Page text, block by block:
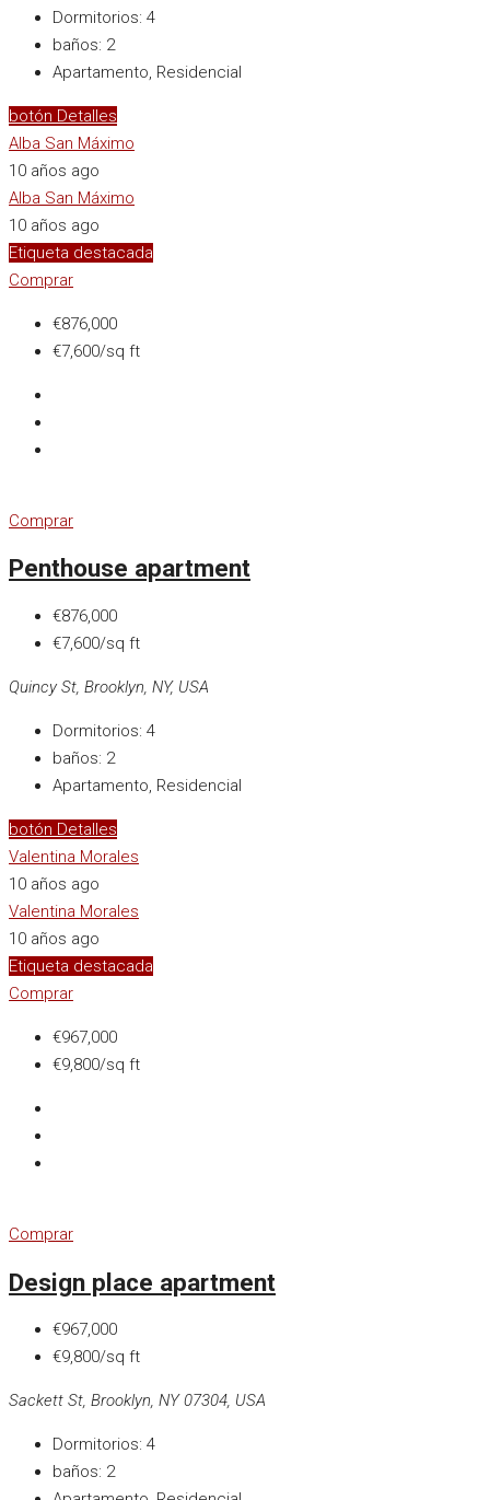
Dormitorios: 4
baños: 2
Apartamento, Residencial
botón Detalles
Alba San Máximo
10 años ago
Alba San Máximo
10 años ago
Etiqueta destacada
Comprar
€876,000
€7,600/sq ft
Comprar
Penthouse apartment
€876,000
€7,600/sq ft
Quincy St, Brooklyn, NY, USA
Dormitorios: 4
baños: 2
Apartamento, Residencial
botón Detalles
Valentina Morales
10 años ago
Valentina Morales
10 años ago
Etiqueta destacada
Comprar
€967,000
€9,800/sq ft
Comprar
Design place apartment
€967,000
€9,800/sq ft
Sackett St, Brooklyn, NY 07304, USA
Dormitorios: 4
baños: 2